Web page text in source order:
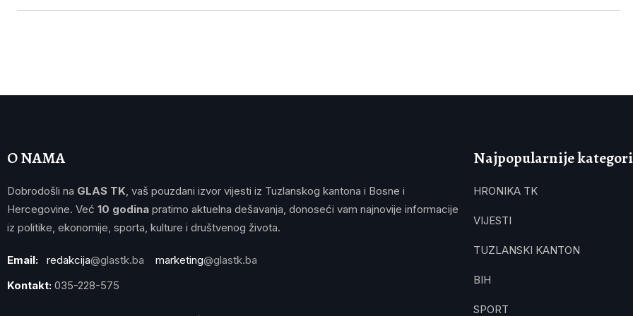
O NAMA
Dobrodošli na GLAS TK, vaš pouzdani izvor vijesti iz Tuzlanskog kantona i Bosne i
Hercegovine. Već 10 godina pratimo aktuelna dešavanja, donoseći vam najnovije informacije
iz politike, ekonomije, sporta, kulture i društvenog života.
Email: redakcija@glastk.ba marketing@glastk.ba
Kontakt: 035-228-575
Najpopularnije
HRONIKA TK
VIJESTI
TUZLANSKI KANTON
BIH
SPORT